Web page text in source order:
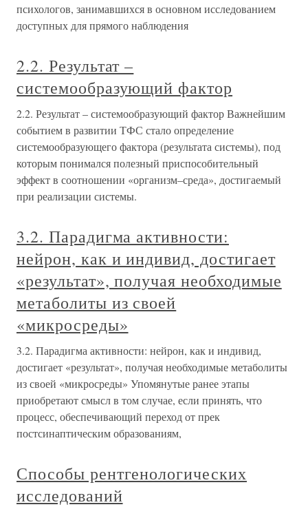
психологов, занимавшихся в основном исследованием
доступных для прямого наблюдения
2.2. Результат –
системообразующий фактор
2.2. Результат – системообразующий фактор Важнейшим
событием в развитии ТФС стало определение
системообразующего фактора (результата системы), под
которым понимался полезный приспособительный
эффект в соотношении «организм–среда», достигаемый
при реализации системы.
3.2. Парадигма активности:
нейрон, как и индивид, достигает
«результат», получая необходимые
метаболиты из своей
«микросреды»
3.2. Парадигма активности: нейрон, как и индивид,
достигает «результат», получая необходимые метаболиты
из своей «микросреды» Упомянутые ранее этапы
приобретают смысл в том случае, если принять, что
процесс, обеспечивающий переход от прек
постсинаптическим образованиям,
Способы рентгенологических
исследований